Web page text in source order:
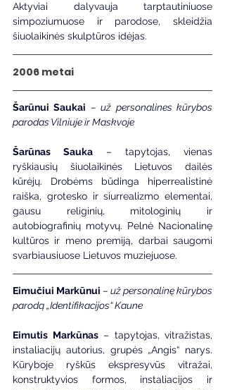
Aktyviai dalyvauja tarptautiniuose
simpoziumuose ir parodose, skleidžia
šiuolaikinės skulptūros idėjas.
2006 metai
Šarūnui Saukai – už personalines kūrybos
parodas Vilniuje ir Maskvoje
Šarūnas Sauka – tapytojas, vienas
ryškiausių šiuolaikinės Lietuvos dailės
kūrėjų. Drobėms būdinga hiperrealistinė
raiška, grotesko ir siurrealizmo elementai,
gausu religinių, mitologinių ir
autobiografinių motyvų. Pelnė Nacionalinę
kultūros ir meno premiją, darbai saugomi
svarbiausiuose Lietuvos muziejuose.
Eimučiui Markūnui – už personalinę kūrybos
parodą „Identifikacijos“ Kaune
Eimutis Markūnas – tapytojas, vitražistas,
instaliacijų autorius, grupės „Angis“ narys.
Kūryboje ryškūs ekspresyvūs vitražai,
konstruktyvios formos, instaliacijos ir